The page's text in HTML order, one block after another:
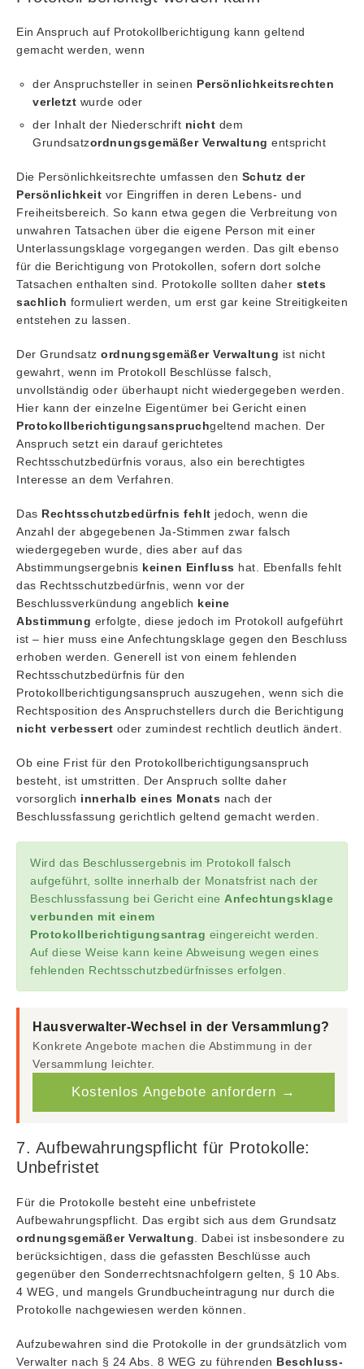
Ein Anspruch auf Protokollberichtigung kann geltend
gemacht werden, wenn
der Anspruchsteller in seinen Persönlichkeitsrechten
verletzt wurde oder
der Inhalt der Niederschrift nicht dem
Grundsatzordnungsgemäßer Verwaltung entspricht
Die Persönlichkeitsrechte umfassen den Schutz der
Persönlichkeit vor Eingriffen in deren Lebens- und
Freiheitsbereich. So kann etwa gegen die Verbreitung von
unwahren Tatsachen über die eigene Person mit einer
Unterlassungsklage vorgegangen werden. Das gilt ebenso
für die Berichtigung von Protokollen, sofern dort solche
Tatsachen enthalten sind. Protokolle sollten daher stets
sachlich formuliert werden, um erst gar keine Streitigkeiten
entstehen zu lassen.
Der Grundsatz ordnungsgemäßer Verwaltung ist nicht
gewahrt, wenn im Protokoll Beschlüsse falsch,
unvollständig oder überhaupt nicht wiedergegeben werden.
Hier kann der einzelne Eigentümer bei Gericht einen
Protokollberichtigungsanspruchgeltend machen. Der
Anspruch setzt ein darauf gerichtetes
Rechtsschutzbedürfnis voraus, also ein berechtigtes
Interesse an dem Verfahren.
Das Rechtsschutzbedürfnis fehlt jedoch, wenn die
Anzahl der abgegebenen Ja-Stimmen zwar falsch
wiedergegeben wurde, dies aber auf das
Abstimmungsergebnis keinen Einfluss hat. Ebenfalls fehlt
das Rechtsschutzbedürfnis, wenn vor der
Beschlussverkündung angeblich keine
Abstimmung erfolgte, diese jedoch im Protokoll aufgeführt
ist – hier muss eine Anfechtungsklage gegen den Beschluss
erhoben werden. Generell ist von einem fehlenden
Rechtsschutzbedürfnis für den
Protokollberichtigungsanspruch auszugehen, wenn sich die
Rechtsposition des Anspruchstellers durch die Berichtigung
nicht verbessert oder zumindest rechtlich deutlich ändert.
Ob eine Frist für den Protokollberichtigungsanspruch
besteht, ist umstritten. Der Anspruch sollte daher
vorsorglich innerhalb eines Monats nach der
Beschlussfassung gerichtlich geltend gemacht werden.
Wird das Beschlussergebnis im Protokoll falsch
aufgeführt, sollte innerhalb der Monatsfrist nach der
Beschlussfassung bei Gericht eine Anfechtungsklage
verbunden mit einem
Protokollberichtigungsantrag eingereicht werden.
Auf diese Weise kann keine Abweisung wegen eines
fehlenden Rechtsschutzbedürfnisses erfolgen.
Hausverwalter-Wechsel in der Versammlung?
Konkrete Angebote machen die Abstimmung in der
Versammlung leichter.
Kostenlos Angebote anfordern →
7. Aufbewahrungspflicht für Protokolle:
Unbefristet
Für die Protokolle besteht eine unbefristete
Aufbewahrungspflicht. Das ergibt sich aus dem Grundsatz
ordnungsgemäßer Verwaltung . Dabei ist insbesondere zu
berücksichtigen, dass die gefassten Beschlüsse auch
gegenüber den Sonderrechtsnachfolgern gelten, § 10 Abs.
4 WEG, und mangels Grundbucheintragung nur durch die
Protokolle nachgewiesen werden können.
Aufzubewahren sind die Protokolle in der grundsätzlich vom
Verwalter nach § 24 Abs. 8 WEG zu führenden Beschluss-